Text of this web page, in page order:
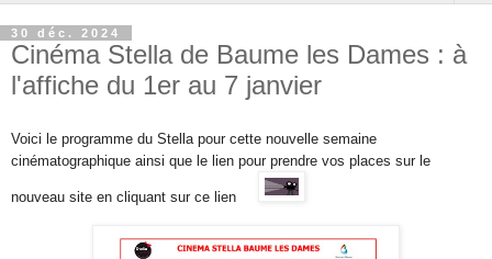
30 déc. 2024
Cinéma Stella de Baume les Dames : à
l'affiche du 1er au 7 janvier
Voici le programme du Stella pour cette nouvelle semaine
cinématographique ainsi que l e lien pour prendre vos places sur le
nouveau site en cliquant sur ce lien